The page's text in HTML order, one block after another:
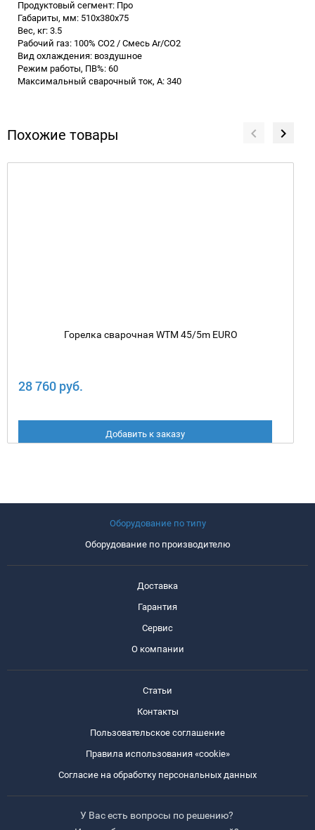
Продуктовый сегмент: Про
Габариты, мм: 510х380х75
Вес, кг: 3.5
Рабочий газ: 100% CO2 / Смесь Ar/CO2
Вид охлаждения: воздушное
Режим работы, ПВ%: 60
Максимальный сварочный ток, А: 340
Похожие товары
Горелка сварочная WTM 45/5m EURO
28 760 руб.
Добавить к заказу
Оборудование по типу
Оборудование по производителю
Доставка
Гарантия
Сервис
О компании
Статьи
Контакты
Пользовательское соглашение
Правила использования «cookie»
Согласие на обработку персональных данных
У Вас есть вопросы по решению?